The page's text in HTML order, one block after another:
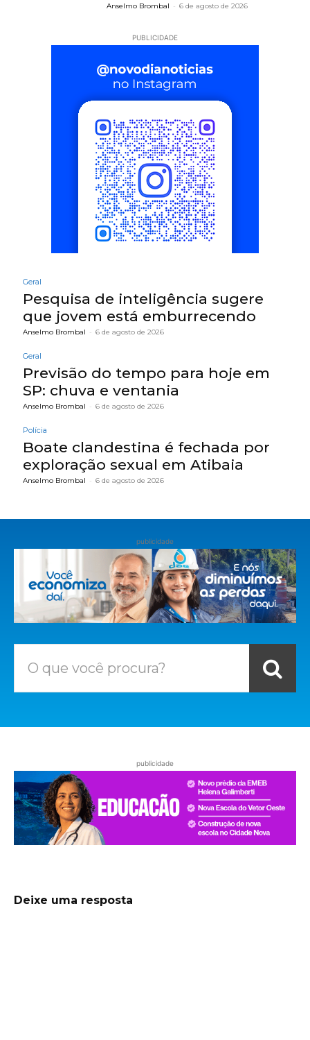
Anselmo Brombal - 6 de agosto de 2026
PUBLICIDADE
Geral
Pesquisa de inteligência sugere
que jovem está emburrecendo
Anselmo Brombal - 6 de agosto de 2026
Geral
Previsão do tempo para hoje em
SP: chuva e ventania
Anselmo Brombal - 6 de agosto de 2026
Polícia
Boate clandestina é fechada por
exploração sexual em Atibaia
Anselmo Brombal - 6 de agosto de 2026
publicidade
O que você procura?
publicidade
Deixe uma resposta